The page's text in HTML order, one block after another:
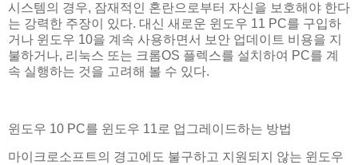
시스템의 경우, 잠재적인 혼란으로부터 자신을 보호해야 한다
는 강력한 주장이 있다. 대신 새로운 윈도우 11 PC를 구입하
거나 윈도우 10을 계속 사용하면서 보안 업데이트 비용을 지
불하거나, 리눅스 또는 크롬OS 플렉스를 설치하여 PC를 계
속 실행하는 것을 고려해 볼 수 있다.
윈도우 10 PC를 윈도우 11로 업그레이드하는 방법
마이크로소프트의 경고에도 불구하고 지원되지 않는 윈도우